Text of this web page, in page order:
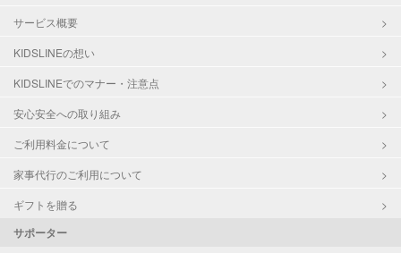
サービス概要
KIDSLINEの想い
KIDSLINEでのマナー・注意点
安心安全への取り組み
ご利用料金について
家事代行のご利用について
ギフトを贈る
サポーター